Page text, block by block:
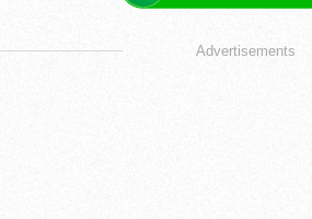
Advertisements